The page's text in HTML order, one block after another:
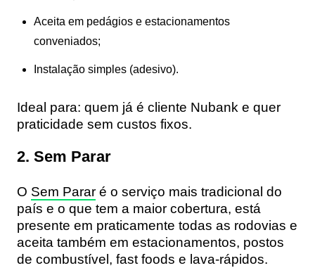
Aceita em pedágios e estacionamentos
conveniados;
Instalação simples (adesivo).
Ideal para: quem já é cliente Nubank e quer
praticidade sem custos fixos.
2. Sem Parar
O Sem Parar é o serviço mais tradicional do
país e o que tem a maior cobertura, está
presente em praticamente todas as rodovias e
aceita também em estacionamentos, postos
de combustível, fast foods e lava-rápidos.